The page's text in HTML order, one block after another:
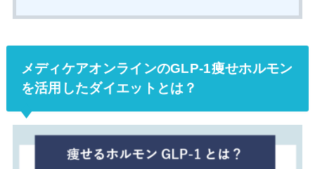
メディケアオンラインのGLP-1痩せホルモン
を活用したダイエットとは？